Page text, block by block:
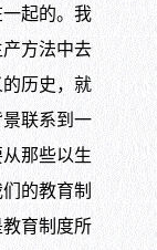
起的。我
方法中去
历史，就
联系到一
那些以生
的教育制
育制度所